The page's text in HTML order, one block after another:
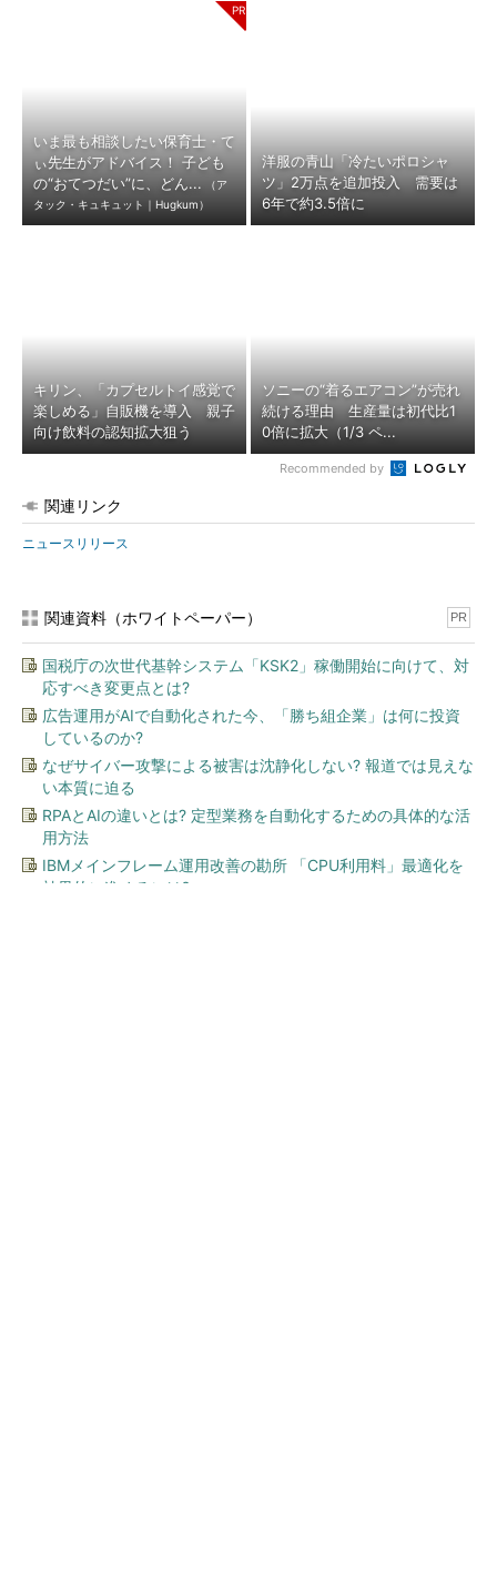
いま最も相談したい保育士・て
ぃ先生がアドバイス！ 子ども
の“おてつだい”に、どん...
（ア
タック・キュキュット｜Hugkum）
洋服の青山「冷たいポロシャ
ツ」2万点を追加投入 需要は
6年で約3.5倍に
キリン、「カプセルトイ感覚で
楽しめる」自販機を導入 親子
向け飲料の認知拡大狙う
ソニーの“着るエアコン”が売れ
続ける理由 生産量は初代比1
0倍に拡大（1/3 ペ...
Recommended by
関連リンク
ニュースリリース
関連資料（ホワイトペーパー） PR
国税庁の次世代基幹システム「KSK2」稼働開始に向けて、対
応すべき変更点とは?
広告運用がAIで自動化された今、「勝ち組企業」は何に投資
しているのか?
なぜサイバー攻撃による被害は沈静化しない? 報道では見えな
い本質に迫る
RPAとAIの違いとは? 定型業務を自動化するための具体的な活
用方法
IBMメインフレーム運用改善の勘所 「CPU利用料」最適化を
効果的に進めるには?